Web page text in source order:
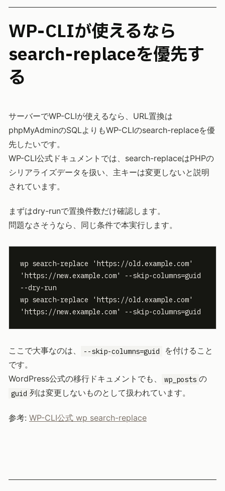
WP-CLIが使えるなら
search-replaceを優先す
る
サーバーでWP-CLIが使えるなら、URL置換は
phpMyAdminのSQLよりもWP-CLIのsearch-replaceを優
先したいです。
WP-CLI公式ドキュメントでは、search-replaceはPHPの
シリアライズデータを扱い、主キーは変更しないと説明
されています。
まずはdry-runで置換件数だけ確認します。
問題なさそうなら、同じ条件で本実行します。
wp search-replace 'https://old.example.com'
'https://new.example.com' --skip-columns=guid
--dry-run
wp search-replace 'https://old.example.com'
'https://new.example.com' --skip-columns=guid
ここで大事なのは、 --skip-columns=guid
を付けること
です。
WordPress公式の移行ドキュメントでも、
wp_posts の
guid 列は変更しないものとして扱われています。
参考: WP-CLI公式 wp search-replace